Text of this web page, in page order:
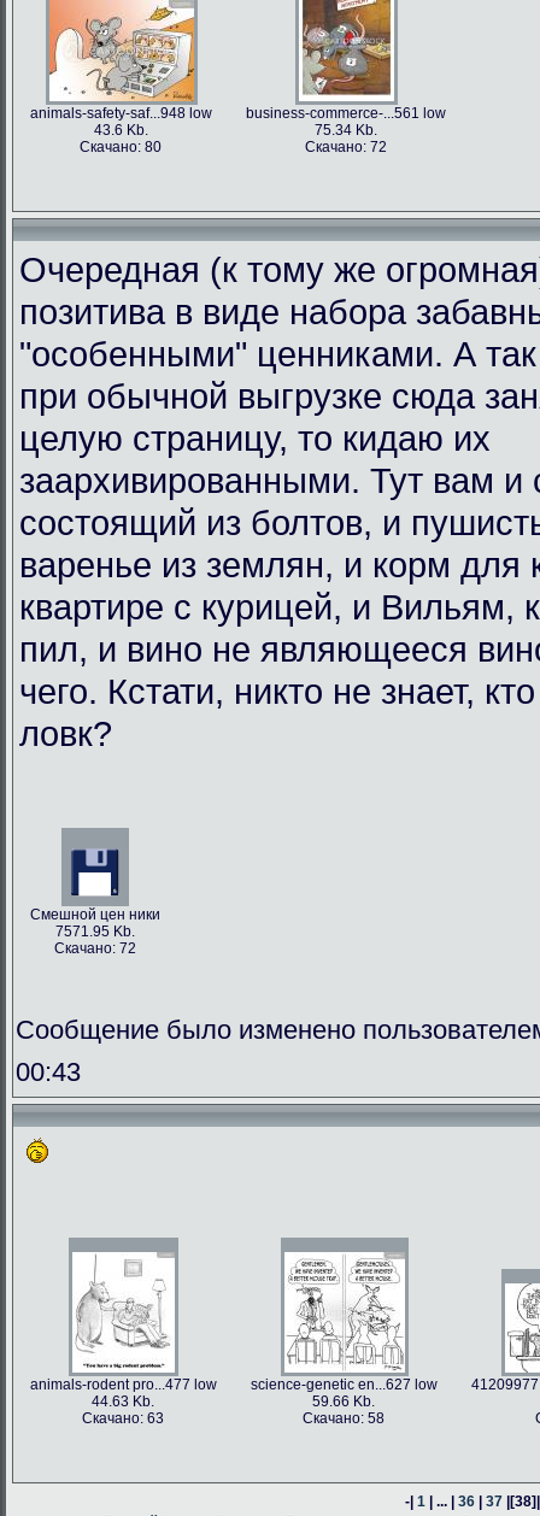
animals-safety-saf...948 low
43.6 Kb.
Скачано: 80
business-commerce-...561 low
75.34 Kb.
Скачано: 72
Очередная (к тому же
позитива в виде набора
"особенными" ценниками. А так
при обычной выгрузке сюда
целую страницу, то кидаю их
заархивированными. Тут вам и
состоящий из болтов, и
варенье из землян, и корм
квартире с курицей, и Вильям,
пил, и вино не являющееся
чего. Кстати, никто не знает,
ловк?
Смешной цен ники
7571.95 Kb.
Скачано: 72
Сообщение было изменено
00:43
animals-rodent pro...477 low
44.63 Kb.
Скачано: 63
science-genetic en...627 low
59.66 Kb.
Скачано: 58
-| 1 | ... | 36 | 37 |[38]